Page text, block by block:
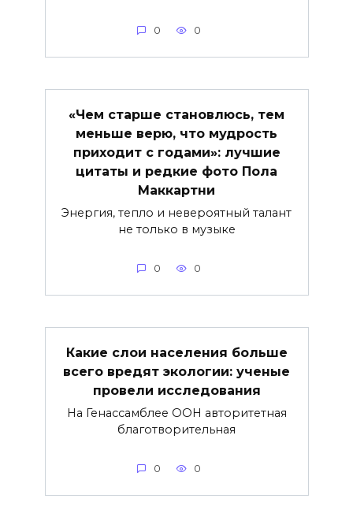
0 0
«Чем старше становлюсь, тем
меньше верю, что мудрость
приходит с годами»: лучшие
цитаты и редкие фото Пола
Маккартни
Энергия, тепло и невероятный талант
не только в музыке
0 0
Какие слои населения больше
всего вредят экологии: ученые
провели исследования
На Генассамблее ООН авторитетная
благотворительная
0 0